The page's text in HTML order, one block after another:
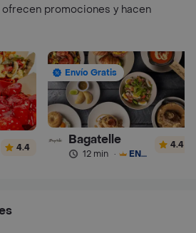
promociones y hacen
4.4
Envío Gratis
Bagatelle
12 min · ENVÍO GRATIS
4.4